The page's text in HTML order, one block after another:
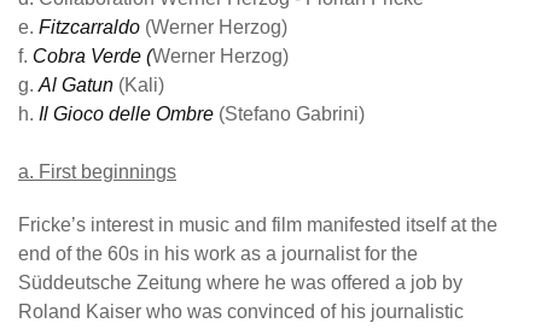
e. Fitzcarraldo (Werner Herzog)
f. Cobra Verde (Werner Herzog)
g. Al Gatun (Kali)
h. Il Gioco delle Ombre (Stefano Gabrini)
a. First beginnings
Fricke’s interest in music and film manifested itself at the
end of the 60s in his work as a journalist for the
Süddeutsche Zeitung where he was offered a job by
Roland Kaiser who was convinced of his journalistic